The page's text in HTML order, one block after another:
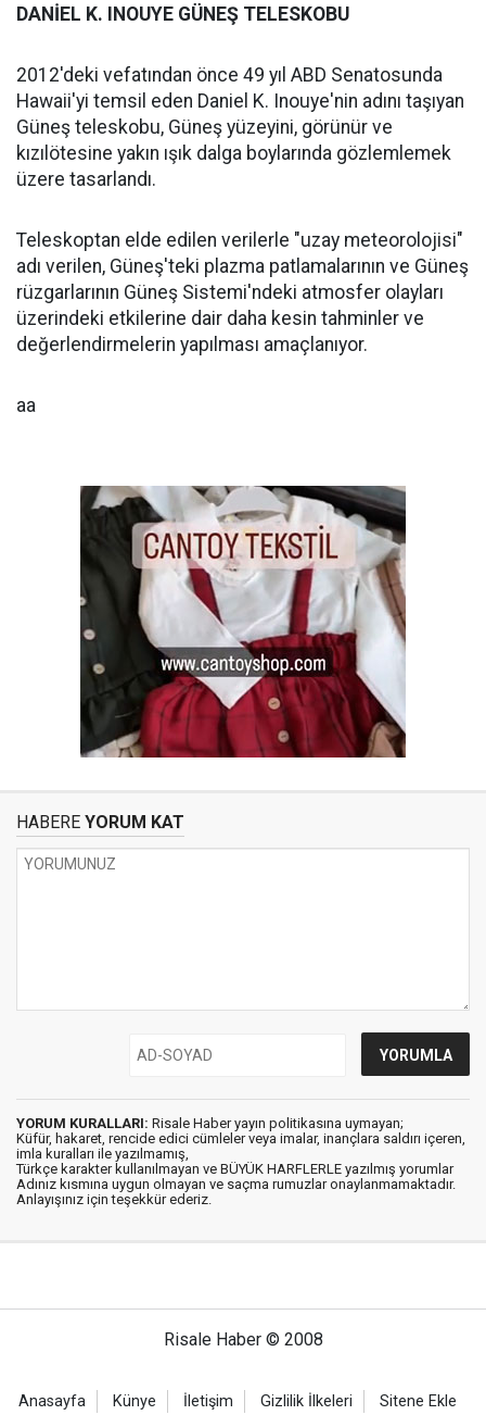
DANİEL K. INOUYE GÜNEŞ TELESKOBU
2012'deki vefatından önce 49 yıl ABD Senatosunda
Hawaii'yi temsil eden Daniel K. Inouye'nin adını taşıyan
Güneş teleskobu, Güneş yüzeyini, görünür ve
kızılötesine yakın ışık dalga boylarında gözlemlemek
üzere tasarlandı.
Teleskoptan elde edilen verilerle "uzay meteorolojisi"
adı verilen, Güneş'teki plazma patlamalarının ve Güneş
rüzgarlarının Güneş Sistemi'ndeki atmosfer olayları
üzerindeki etkilerine dair daha kesin tahminler ve
değerlendirmelerin yapılması amaçlanıyor.
aa
HABERE YORUM KAT
YORUM KURALLARI: Risale Haber yayın politikasına uymayan;
Küfür, hakaret, rencide edici cümleler veya imalar, inançlara saldırı içeren,
imla kuralları ile yazılmamış,
Türkçe karakter kullanılmayan ve BÜYÜK HARFLERLE yazılmış yorumlar
Adınız kısmına uygun olmayan ve saçma rumuzlar onaylanmamaktadır.
Anlayışınız için teşekkür ederiz.
Risale Haber © 2008
Anasayfa Künye İletişim Gizlilik İlkeleri Sitene Ekle